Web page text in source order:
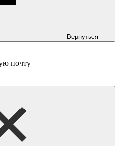
Вернуться
почту